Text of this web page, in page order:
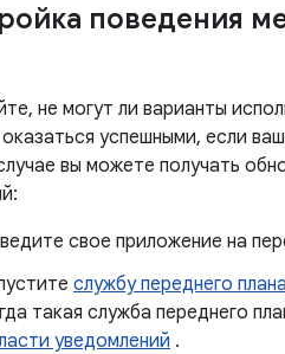
поведения
не могут ли варианты
успешными, если
вы можете получать
свое приложение на
службу переднего плана
такая служба переднего
уведомлений .